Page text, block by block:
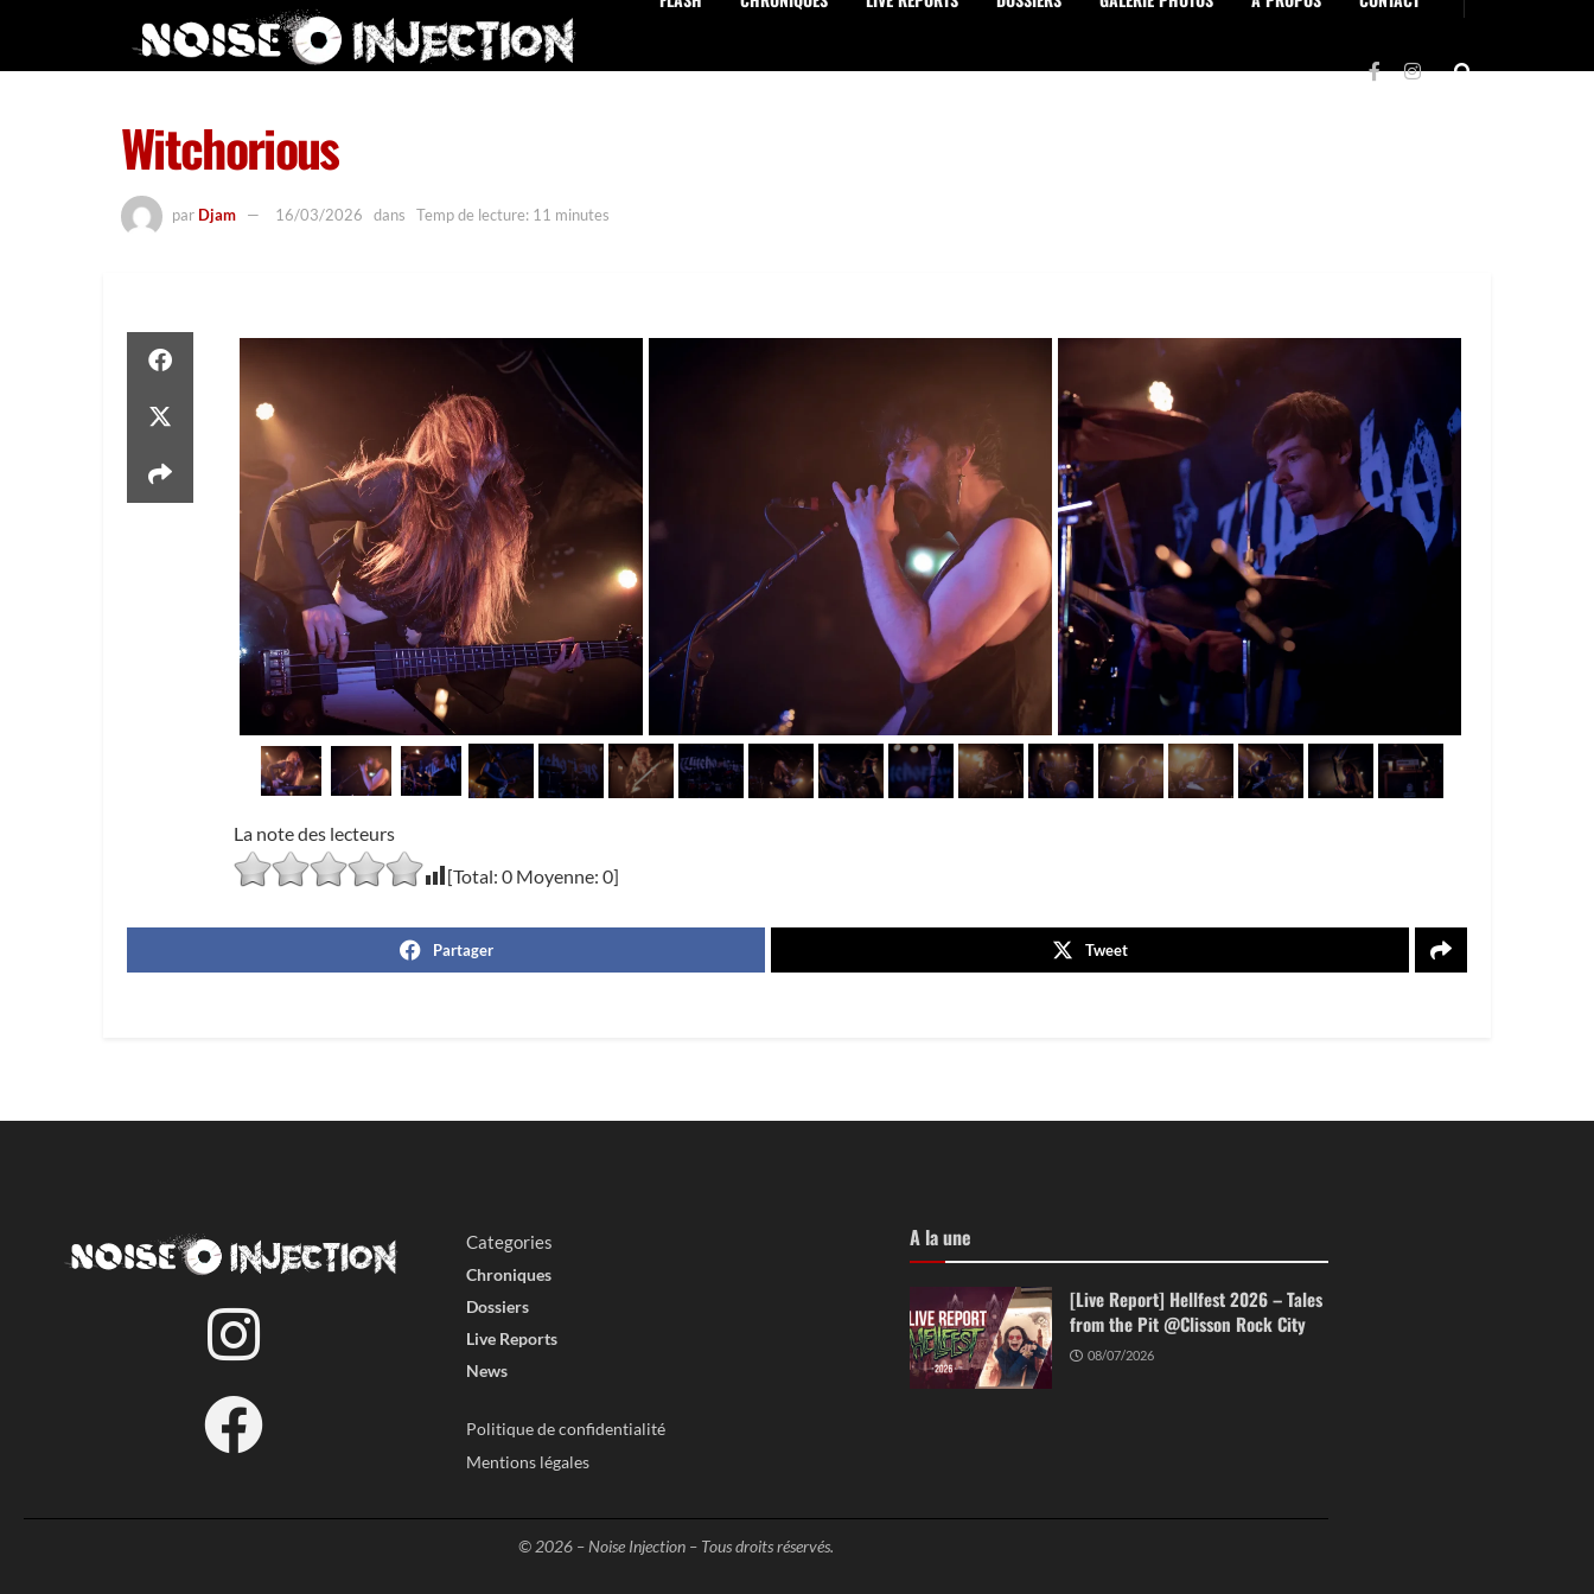
Witchorious
par Djam 16/03/2026 dans Temp de lecture: 11 minutes
La note des lecteurs
[Total: 0 Moyenne: 0]
Partager Tweet
Categories
Chroniques
Dossiers
Live Reports
News
Politique de confidentialité
Mentions légales
A la une
[Live Report] Hellfest 2026 – Tales
from the Pit @Clisson Rock City
08/07/2026
© 2026 – Noise Injection – Tous droits réservés.